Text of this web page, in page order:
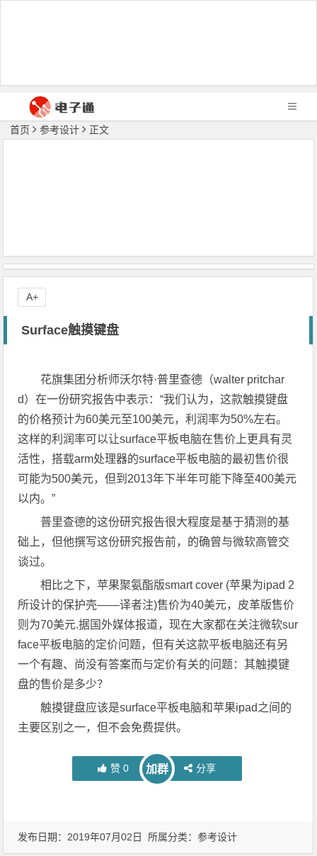
首页 参考设计 正文
Surface触摸键盘
花旗集团分析师沃尔特·普里查德（walter pritchar
d）在一份研究报告中表示：“我们认为，这款触摸键盘
的价格预计为60美元至100美元，利润率为50%左右。
这样的利润率可以让surface平板电脑在售价上更具有灵
活性，搭载arm处理器的surface平板电脑的最初售价很
可能为500美元，但到2013年下半年可能下降至400美元
以内。”
普里查德的这份研究报告很大程度是基于猜测的基
础上，但他撰写这份研究报告前，的确曾与微软高管交
谈过。
相比之下，苹果聚氨酯版smart cover (苹果为ipad 2
所设计的保护壳——译者注)售价为40美元，皮革版售价
则为70美元.据国外媒体报道，现在大家都在关注微软sur
face平板电脑的定价问题，但有关这款平板电脑还有另
一个有趣、尚没有答案而与定价有关的问题：其触摸键
盘的售价是多少？
触摸键盘应该是surface平板电脑和苹果ipad之间的
主要区别之一，但不会免费提供。
赞 0 加群 分享
A+
发布日期：2019年07月02日 所属分类：参考设计